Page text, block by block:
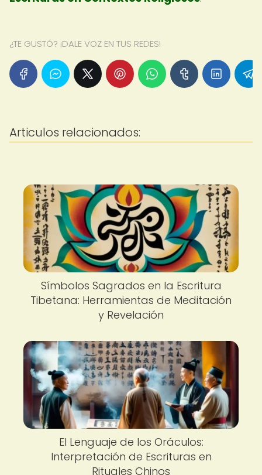
¿TE GUSTÓ? ¡DALE VOZ EN TUS REDES!
Articulos relacionados:
Símbolos Sagrados en la Escritura
Tibetana: Herramientas de Meditación
y Revelación
El Lenguaje de los Oráculos:
Interpretación de Escrituras en
Rituales Chinos